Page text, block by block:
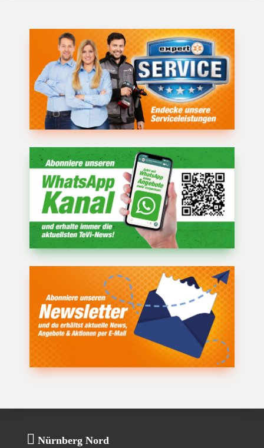
 Nürnberg Nord